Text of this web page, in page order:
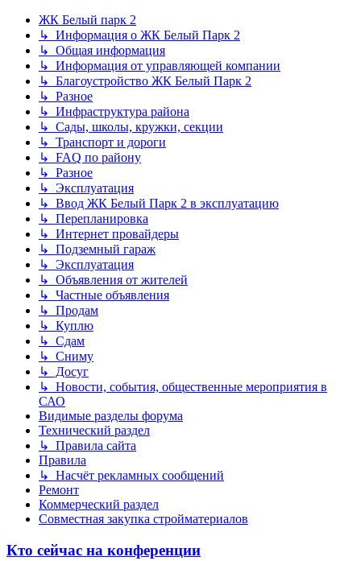
ЖК Белый парк 2
↳ Информация о ЖК Белый Парк 2
↳ Общая информация
↳ Информация от управляющей компании
↳ Благоустройство ЖК Белый Парк 2
↳ Разное
↳ Инфраструктура района
↳ Сады, школы, кружки, секции
↳ Транспорт и дороги
↳ FAQ по району
↳ Разное
↳ Эксплуатация
↳ Ввод ЖК Белый Парк 2 в эксплуатацию
↳ Перепланировка
↳ Интернет провайдеры
↳ Подземный гараж
↳ Эксплуатация
↳ Объявления от жителей
↳ Частные объявления
↳ Продам
↳ Куплю
↳ Сдам
↳ Сниму
↳ Досуг
↳ Новости, события, общественные мероприятия в
САО
Видимые разделы форума
Технический раздел
↳ Правила сайта
Правила
↳ Насчёт рекламных сообщений
Ремонт
Коммерческий раздел
Совместная закупка стройматериалов
Кто сейчас на конференции